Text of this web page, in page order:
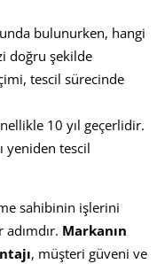
bulunurken, hangi
doğru şekilde
tescil sürecinde
10 yıl geçerlidir.
yeniden tescil
sahibinin işlerini
Markanın
, müşteri güveni ve